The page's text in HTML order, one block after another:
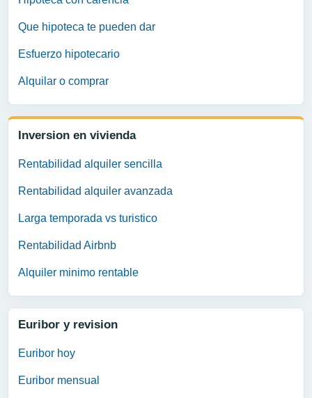
Que hipoteca te pueden dar
Esfuerzo hipotecario
Alquilar o comprar
Inversion en vivienda
Rentabilidad alquiler sencilla
Rentabilidad alquiler avanzada
Larga temporada vs turistico
Rentabilidad Airbnb
Alquiler minimo rentable
Euribor y revision
Euribor hoy
Euribor mensual